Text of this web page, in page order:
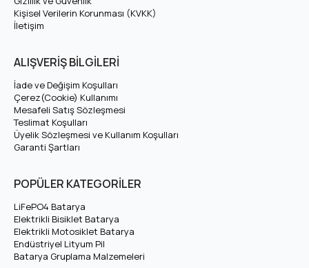
Kişisel Verilerin Korunması (KVKK)
İletişim
ALIŞVERİŞ BİLGİLERİ
İade ve Değişim Koşulları
Çerez(Cookie) Kullanımı
Mesafeli Satış Sözleşmesi
Teslimat Koşulları
Üyelik Sözleşmesi ve Kullanım Koşulları
Garanti Şartları
POPÜLER KATEGORİLER
LiFePO4 Batarya
Elektrikli Bisiklet Batarya
Elektrikli Motosiklet Batarya
Endüstriyel Lityum Pil
Batarya Gruplama Malzemeleri